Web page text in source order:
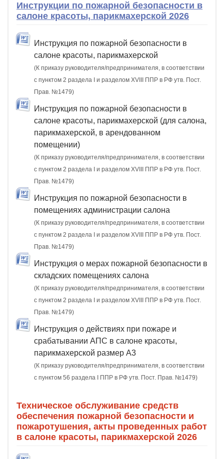
Инструкции по пожарной безопасности в
салоне красоты, парикмахерской 2026
Инструкция по пожарной безопасности в
салоне красоты, парикмахерской
(К приказу руководителя/предпринимателя, в соответствии
с пунктом 2 раздела I и разделом XVIII ППР в РФ утв. Пост.
Прав. №1479)
Инструкция по пожарной безопасности в
салоне красоты, парикмахерской (для салона,
парикмахерской, в арендованном
помещении)
(К приказу руководителя/предпринимателя, в соответствии
с пунктом 2 раздела I и разделом XVIII ППР в РФ утв. Пост.
Прав. №1479)
Инструкция по пожарной безопасности в
помещениях администрации салона
(К приказу руководителя/предпринимателя, в соответствии
с пунктом 2 раздела I и разделом XVIII ППР в РФ утв. Пост.
Прав. №1479)
Инструкция о мерах пожарной безопасности в
складских помещениях салона
(К приказу руководителя/предпринимателя, в соответствии
с пунктом 2 раздела I и разделом XVIII ППР в РФ утв. Пост.
Прав. №1479)
Инструкция о действиях при пожаре и
срабатывании АПС в салоне красоты,
парикмахерской размер А3
(К приказу руководителя/предпринимателя, в соответствии
с пунктом 56 раздела I ППР в РФ утв. Пост. Прав. №1479)
Техническое обслуживание средств
обеспечения пожарной безопасности и
пожаротушения, акты проведенных работ
в салоне красоты, парикмахерской 2026